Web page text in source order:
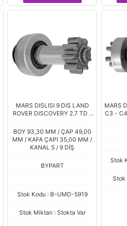
MARS DISLISI 9 DIS LAND
ROVER DISCOVERY 2.7 TD -
SPORT 2.7 TD - 3.0 TD
BOY 93,30 MM / ÇAP 49,00
MM / KAFA ÇAPI 35,00 MM /
KANAL 5 / 9 DİŞ
BYPART
Stok Kodu : B-UMD-5919
Stok Miktarı : Stokta Var
MARS
C3 - C4
Stok
Stok